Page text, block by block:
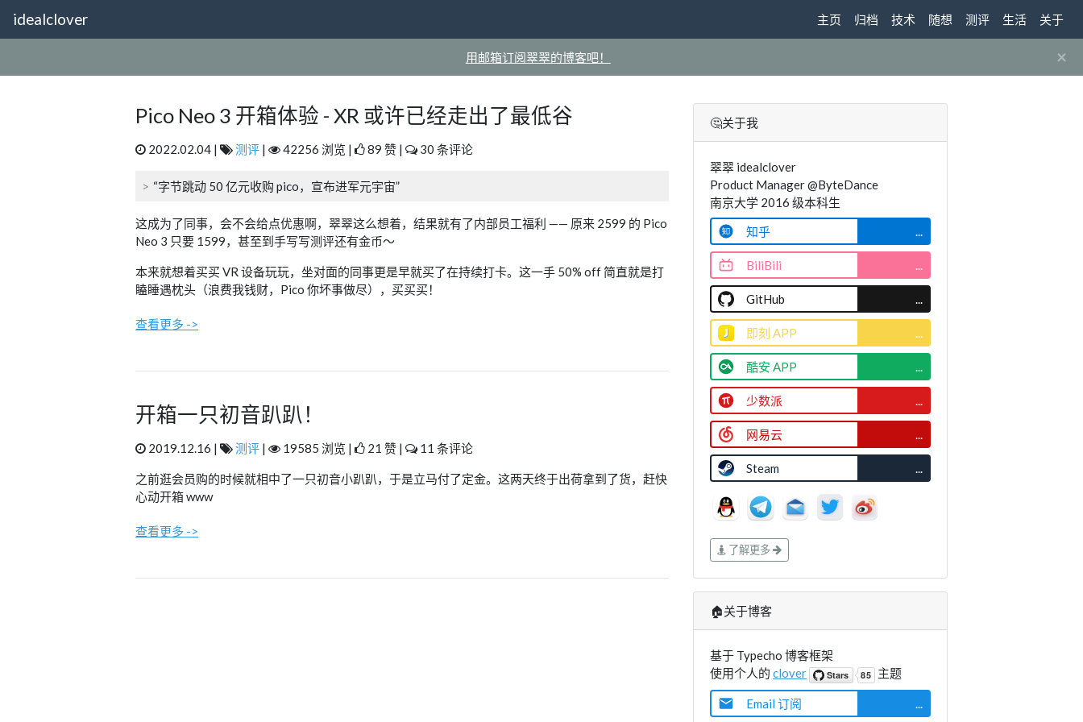
idealclover 主页 归档 技术 随想 测评 生活 关于
用邮箱订阅翠翠的博客吧！ ×
Pico Neo 3 开箱体验 - XR 或许已经走出了最低谷
2022.02.04 | 测评 | 42256 浏览 | 89 赞 | 30 条评论
“字节跳动 50 亿元收购 pico，宣布进军元宇宙”
这成为了同事，会不会给点优惠啊，翠翠这么想着，结果就有了内部员工福利 —— 原来 2599 的 Pico
Neo 3 只要 1599，甚至到手写写测评还有金币～
本来就想着买买 VR 设备玩玩，坐对面的同事更是早就买了在持续打卡。这一手 50% off 简直就是打
瞌睡遇枕头（浪费我钱财，Pico 你坏事做尽），买买买！
查看更多 ->
开箱一只初音趴趴！
2019.12.16 | 测评 | 19585 浏览 | 21 赞 | 11 条评论
之前逛会员购的时候就相中了一只初音小趴趴，于是立马付了定金。这两天终于出荷拿到了货，赶快
心动开箱 www
查看更多 ->
🤔关于我
翠翠 idealclover
Product Manager @ByteDance
南京大学 2016 级本科生
知乎
...
BiliBili ...
GitHub ...
即刻 APP ...
酷安 APP ...
少数派 ...
网易云 ...
Steam ...
了解更多
🏠关于博客
基于 Typecho 博客框架
使用个人的 clover 主题
Email 订阅